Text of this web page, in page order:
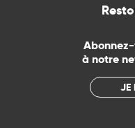
à notre
JE